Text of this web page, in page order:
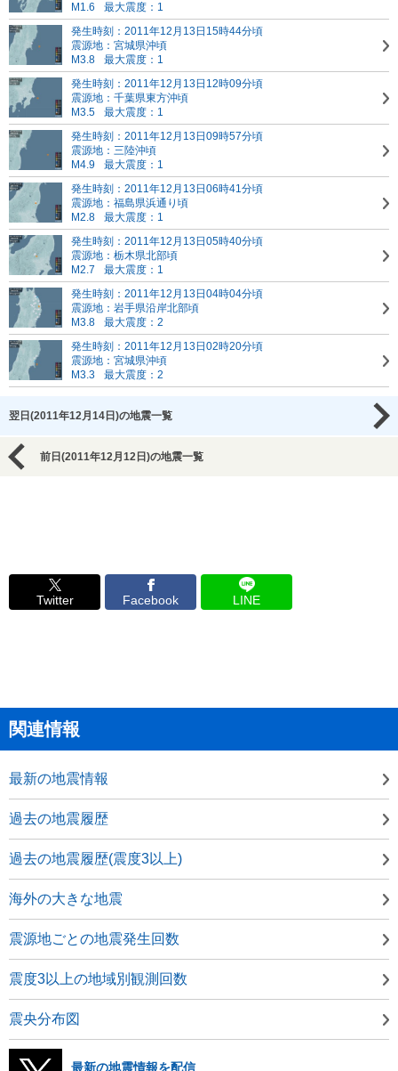
M1.6
最大震度：1
発生時刻：2011年12月13日15時44分頃
震源地：宮城県沖頃
M3.8
最大震度：1
発生時刻：2011年12月13日12時09分頃
震源地：千葉県東方沖頃
M3.5
最大震度：1
発生時刻：2011年12月13日09時57分頃
震源地：三陸沖頃
M4.9
最大震度：1
発生時刻：2011年12月13日06時41分頃
震源地：福島県浜通り頃
M2.8
最大震度：1
発生時刻：2011年12月13日05時40分頃
震源地：栃木県北部頃
M2.7
最大震度：1
発生時刻：2011年12月13日04時04分頃
震源地：岩手県沿岸北部頃
M3.8
最大震度：2
発生時刻：2011年12月13日02時20分頃
震源地：宮城県沖頃
M3.3
最大震度：2
翌日(2011年12月14日)の地震一覧
前日(2011年12月12日)の地震一覧
Twitter Facebook LINE
関連情報
最新の地震情報
過去の地震履歴
過去の地震履歴(震度3以上)
海外の大きな地震
震源地ごとの地震発生回数
震度3以上の地域別観測回数
震央分布図
最新の地震情報を配信